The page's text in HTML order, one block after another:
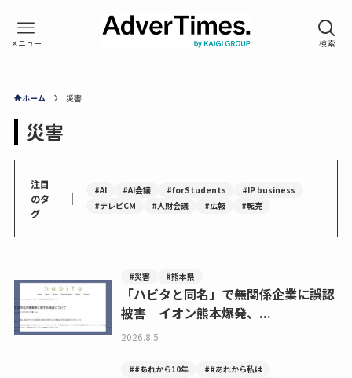
ホーム 災害
災害
注目
のタ
グ
｜ #AI #AI会議 #forStudents
#IP business
#テレビCM
#人財会議 #広報 #転売
#災害 #熊本県
「ハビタと同名」で無関係企業に誤認
被害 イオン熊本爆発、...
2026.8.5
##あれから10年
##あれから私は